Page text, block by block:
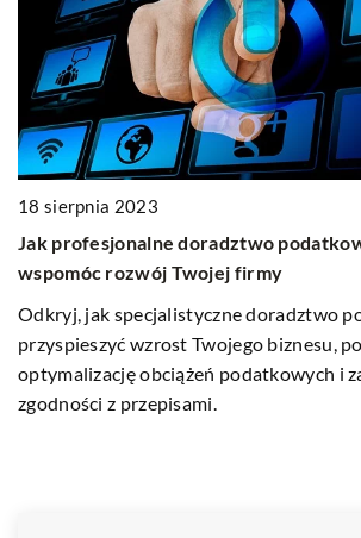
18 sierpnia 2023
Jak profesjonalne doradztwo
wspomóc rozwój Twojej firmy
Odkryj, jak specjalistyczne doradztwo
przyspieszyć wzrost Twojego biznesu,
optymalizację obciążeń podatkowych i
zgodności z przepisami.